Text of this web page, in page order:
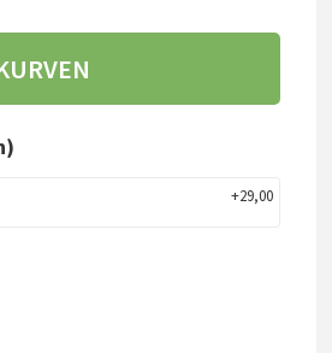
+29,00